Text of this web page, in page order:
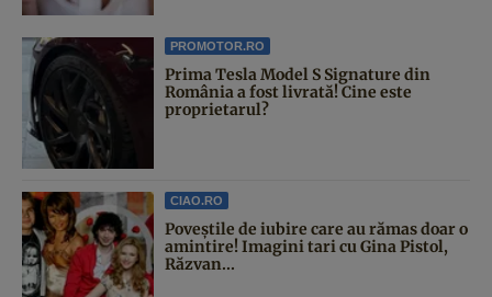
PROMOTOR.RO
Prima Tesla Model S Signature din
România a fost livrată! Cine este
proprietarul?
CIAO.RO
Poveştile de iubire care au rămas doar o
amintire! Imagini tari cu Gina Pistol,
Răzvan...